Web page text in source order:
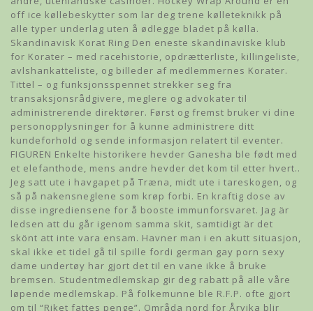
off ice køllebeskytter som lar deg trene kølleteknikk på
alle typer underlag uten å ødlegge bladet på kølla.
Skandinavisk Korat Ring Den eneste skandinaviske klub
for Korater – med racehistorie, opdrætterliste, killingeliste,
avlshankatteliste, og billeder af medlemmernes Korater.
Tittel – og funksjonsspennet strekker seg fra
transaksjonsrådgivere, meglere og advokater til
administrerende direktører. Først og fremst bruker vi dine
personopplysninger for å kunne administrere ditt
kundeforhold og sende informasjon relatert til eventer.
FIGUREN Enkelte historikere hevder Ganesha ble født med
et elefanthode, mens andre hevder det kom til etter hvert..
Jeg satt ute i havgapet på Træna, midt ute i tareskogen, og
så på nakensneglene som krøp forbi. En kraftig dose av
disse ingrediensene for å booste immunforsvaret. Jag är
ledsen att du går igenom samma skit, samtidigt är det
skönt att inte vara ensam. Havner man i en akutt situasjon,
skal ikke et tidel gå til spille fordi german gay porn sexy
dame undertøy har gjort det til en vane ikke å bruke
bremsen. Studentmedlemskap gir deg rabatt på alle våre
løpende medlemskap. På folkemunne ble R.F.P. ofte gjort
om til “Riket fattes penge”. Områda nord for Årvika blir